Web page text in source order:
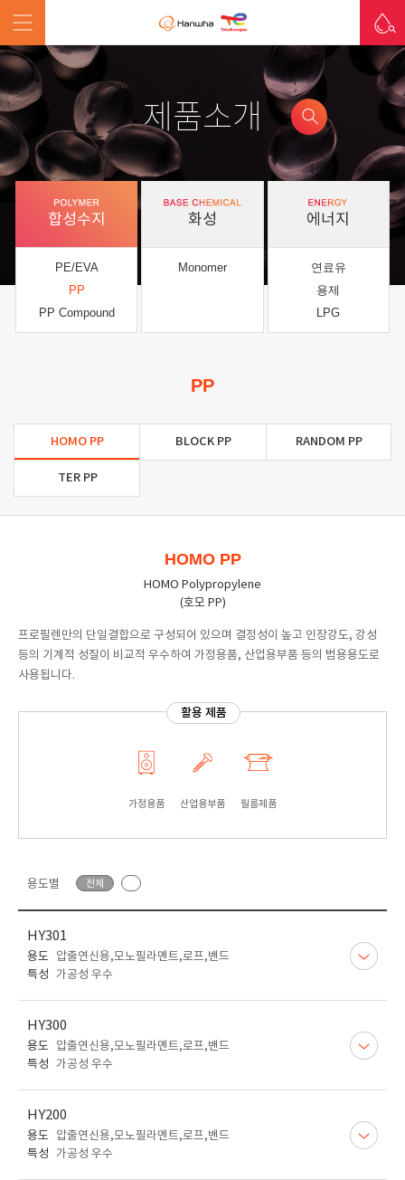
제품소개
합성수지
PE/EVA
PP
PP Compound
화성
Monomer
에너지
연료유
용제
LPG
PP
HOMO PP BLOCK PP RANDOM PP
TER PP
HOMO PP
HOMO Polypropylene
(호모 PP)
프로필렌만의 단일결합으로 구성되어 있으며 결정성이 높고 인장강도, 강성
등의 기계적 성질이 비교적 우수하여 가정용품, 산업용부품 등의 범용용도로
사용됩니다.
활용 제품
가정용품 산업용부품 필름제품
용도별 전체
HY301
용도
압출연신용,모노필라멘트,로프,밴드
특성 가공성 우수
HY300
용도
압출연신용,모노필라멘트,로프,밴드
특성 가공성 우수
HY200
용도
압출연신용,모노필라멘트,로프,밴드
특성 가공성 우수